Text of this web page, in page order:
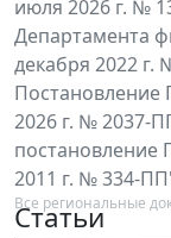
июля 2026 г. №
Департамента
декабря 2022 г.
Постановление
2026 г. № 2037-
постановление
2011 г. № 334-
Все региональные
Статьи